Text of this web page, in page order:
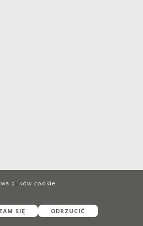
plików cookie
SIĘ ODRZUCIĆ